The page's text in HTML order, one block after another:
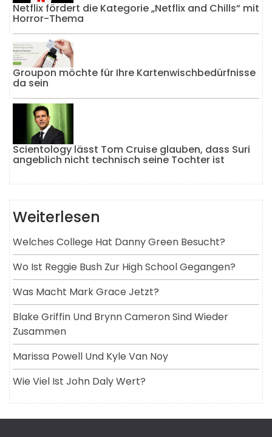
Netflix fördert die Kategorie „Netflix and Chills“ mit
Horror-Thema
Groupon möchte für Ihre Kartenwischbedürfnisse
da sein
Scientology lässt Tom Cruise glauben, dass Suri
angeblich nicht technisch seine Tochter ist
Weiterlesen
Welches College Hat Danny Green Besucht?
Wo Ist Reggie Bush Zur High School Gegangen?
Was Macht Mark Grace Jetzt?
Blake Griffin Und Brynn Cameron Sind Wieder
Zusammen
Marissa Powell Und Kyle Van Noy
Wie Viel Ist John Daly Wert?